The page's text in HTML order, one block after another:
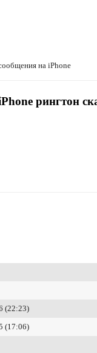
на iPhone
рингтон
(22:23)
(17:06)